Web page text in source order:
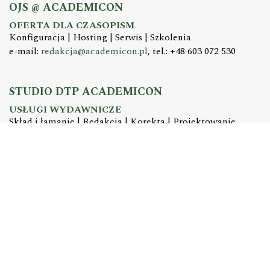
OJS @ ACADEMICON
OFERTA DLA CZASOPISM
Konfiguracja | Hosting | Serwis | Szkolenia
e-mail: redakcja@academicon.pl, tel.: +48 603 072 530
STUDIO DTP ACADEMICON
USŁUGI WYDAWNICZE
Skład i łamanie | Redakcja | Korekta | Projektowanie